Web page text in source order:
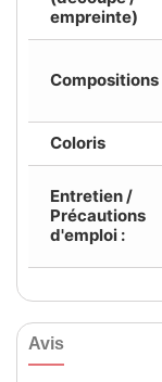
empreinte)
Compositions
Coloris
Entretien /
Précautions
d'emploi :
Avis